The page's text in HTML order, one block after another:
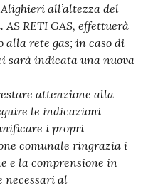
all’altezza del
RETI GAS, effettuerà
alla rete gas; in caso di
sarà indicata una nuova
attenzione alla
le indicazioni
i propri
comunale ringrazia i
e la comprensione in
necessari al